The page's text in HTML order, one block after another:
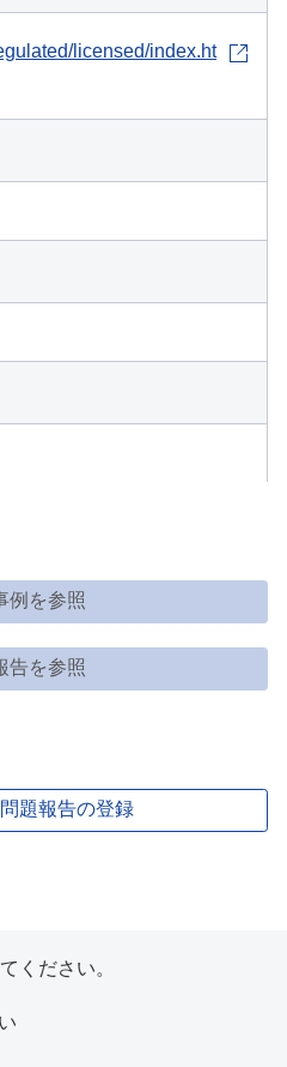
licensed/index.ht
例を参照
告を参照
題報告の登録
ください。